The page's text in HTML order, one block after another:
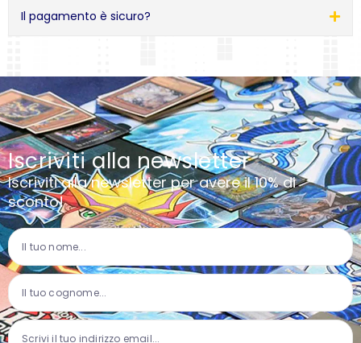
Il pagamento è sicuro?
Iscriviti alla newsletter
Iscriviti alla newsletter per avere il 10% di
sconto!